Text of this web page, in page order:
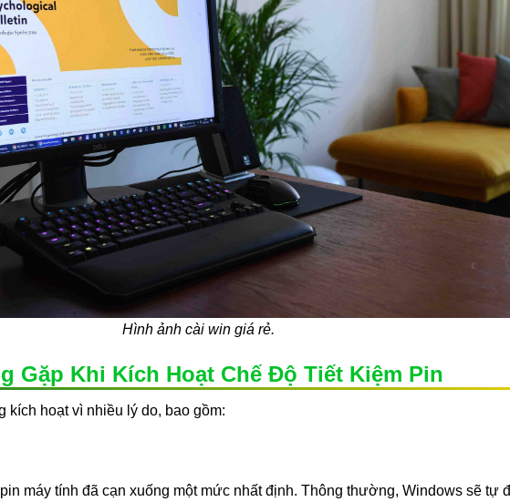
Hình ảnh cài win giá rẻ.
Gặp Khi Kích Hoạt Chế Độ Tiết Kiệm Pin
kích hoạt vì nhiều lý do, bao gồm:
máy tính đã cạn xuống một mức nhất định. Thông thường, Windows sẽ tự